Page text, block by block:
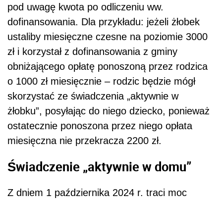
pod uwagę kwota po odliczeniu ww.
dofinansowania. Dla przykładu: jeżeli żłobek
ustaliby miesięczne czesne na poziomie 3000
zł i korzystał z dofinansowania z gminy
obniżającego opłatę ponoszoną przez rodzica
o 1000 zł miesięcznie – rodzic będzie mógł
skorzystać ze świadczenia „aktywnie w
żłobku”, posyłając do niego dziecko, ponieważ
ostatecznie ponoszona przez niego opłata
miesięczna nie przekracza 2200 zł.
Świadczenie „aktywnie w domu”
Z dniem 1 października 2024 r. traci moc